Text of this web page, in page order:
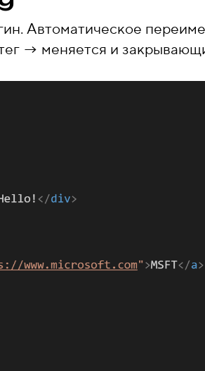
Автоматическое
→ меняется и